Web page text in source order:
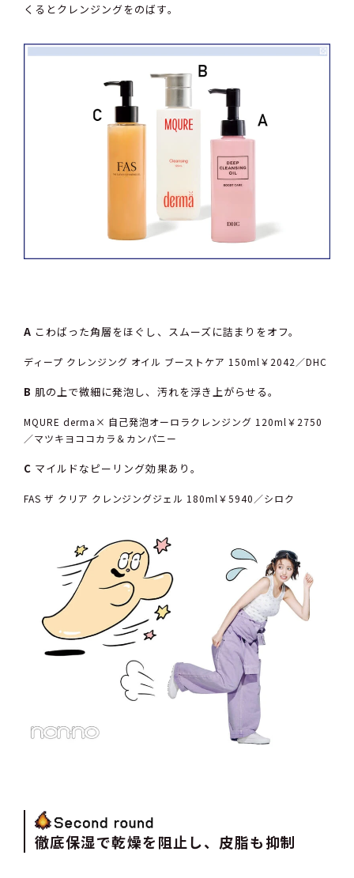
くるとクレンジングをのばす。
A こわばった角層をほぐし、スムーズに詰まりをオフ。
ディープ クレンジング オイル ブーストケア 150ml￥2042／DHC
B 肌の上で微細に発泡し、汚れを浮き上がらせる。
MQURE derma× 自己発泡オーロラクレンジング 120ml￥2750
／マツキヨココカラ＆カンパニー
C マイルドなピーリング効果あり。
FAS ザ クリア クレンジングジェル 180ml￥5940／シロク
徹底保湿で乾燥を阻止し、皮脂も抑制